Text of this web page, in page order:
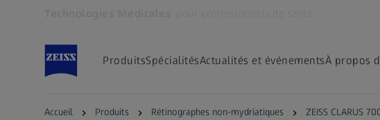
ProduitsSpécialitésActualités et événementsÀ propos
Accueil Produits Rétinographes non-mydriatiques ZEISS CLARUS
ZEISS CLARUS 700 Angiographie Caractéristiques